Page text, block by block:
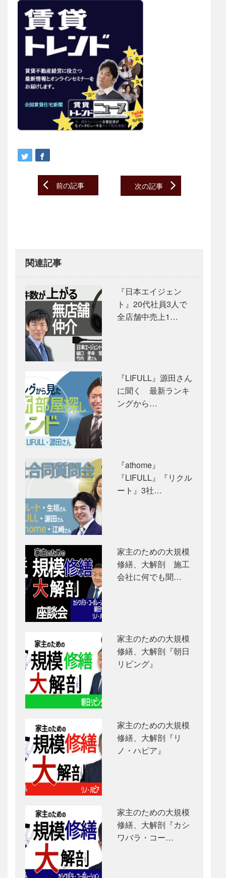
Post
navigation
前の記事 次の記事
関連記事
『日本エイジェン
ト』20代社員3人で
全店舗中売上1…
『LIFULL』源田さん
に聞く 最新ランキ
ングから…
『athome』
『LIFULL』『リクル
ート』3社…
家主のための大規模
修繕、大解剖 施工
会社に何でも聞…
家主のための大規模
修繕、大解剖『朝日
リビング』
家主のための大規模
修繕、大解剖『リ
ノ・ハピア』
家主のための大規模
修繕、大解剖『カシ
ワバラ・コー…